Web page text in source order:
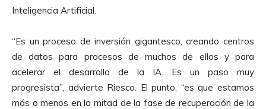
Inteligencia Artificial.
“Es un proceso de inversión gigantesco, creando centros
de datos para procesos de muchos de ellos y para
acelerar el desarrollo de la IA. Es un paso muy
progresista”, advierte Riesco. El punto, “es que estamos
más o menos en la mitad de la fase de recuperación de la